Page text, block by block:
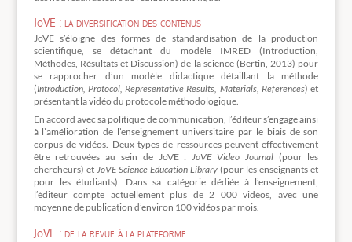
JoVE : la diversification des contenus
JoVE s’éloigne des formes de standardisation de la production
scientifique, se détachant du modèle IMRED (Introduction,
Méthodes, Résultats et Discussion) de la science (Bertin, 2013) pour
se rapprocher d’un modèle didactique détaillant la méthode
(Introduction, Protocol, Representative Results, Materials, References) et
présentant la vidéo du protocole méthodologique.
En accord avec sa politique de communication, l’éditeur s’engage ainsi
à l’amélioration de l’enseignement universitaire par le biais de son
corpus de vidéos. Deux types de ressources peuvent effectivement
être retrouvées au sein de JoVE :JoVE Video Journal(pour les
chercheurs) et JoVE Science Education Library (pour les enseignants et
pour les étudiants). Dans sa catégorie dédiée à l’enseignement,
l’éditeur compte actuellement plus de 2 000 vidéos, avec une
moyenne de publication d’environ 100 vidéos par mois.
JoVE : de la revue à la plateforme